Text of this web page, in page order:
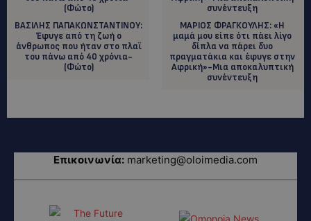
ΒΑΣΙΛΗΣ ΠΑΠΑΚΩΝΣΤΑΝΤΙΝΟΥ:
Έφυγε από τη ζωή ο
άνθρωπος που ήταν στο πλαϊ
του πάνω από 40 χρόνια-
(Φώτο)
ΜΑΡΙΟΣ ΦΡΑΓΚΟΥΛΗΣ: «Η
μαμά μου είπε ότι πάει λίγο
δίπλα να πάρει δυο
πραγματάκια και έφυγε στην
Αφρική»-Μια αποκαλυπτική
συνέντευξη
Επικοινωνία: marketing@oloimedia.com